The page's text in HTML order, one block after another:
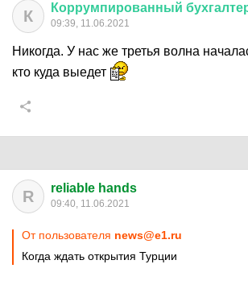
К Коррумпированный
09:39, 11.06.2021
Никогда. У нас же третья волна
кто куда выедет
R reliable hands
09:40, 11.06.2021
От пользователя news@e1.ru
Когда ждать открытия Турции